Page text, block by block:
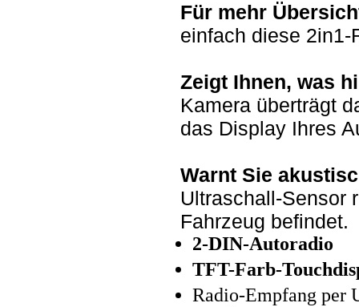
Für mehr
einfach diese 2in1-
Zeigt Ihnen, was
Kamera überträgt
das Display Ihres
Warnt Sie
Ultraschall-Sensor
Fahrzeug befindet.
2-DIN-Autoradio
TFT-Farb-
Radio-Empfang per